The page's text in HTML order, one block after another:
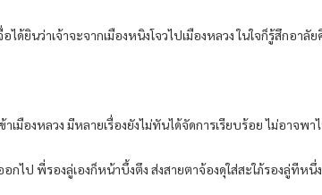
ด้ยินว่าเจ้าจะจากเมืองหนิงโจวไปเมืองหลวง ในใจก็รู้สึกอาลั
าเมืองหลวง มีหลายเรื่องยังไม่ทันได้จัดการเรียบร้อย ไม่อาจพา
กไป พี่รองลู่เองก็หน้าบึ้งตึง ส่งสายตาจ้องดุใส่สะใภ้รองลู่ทีหนึ่ง